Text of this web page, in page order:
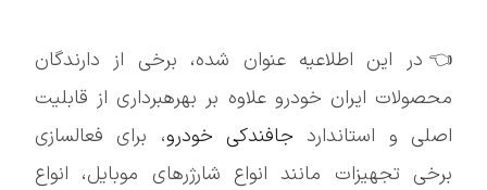
👈در این اطلاعیه عنوان شده، برخی از دارندگان
محصولات ایران خودرو علاوه بر بهرهبرداری از قابلیت
اصلی و استاندارد جافندکی خودرو، برای فعالسازی
برخی تجهیزات مانند انواع شارژرهای موبایل، انواع